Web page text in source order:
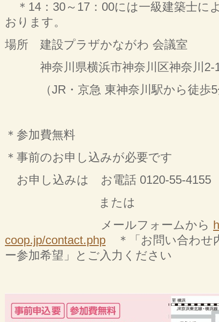
＊14：30～17：00には一級建築士に
おります。
場所 建設プラザかながわ 会議室
神奈川県横浜市神奈川区神奈川2-
（JR・京急 東神奈川駅から徒歩5
＊参加費無料
＊事前のお申し込みが必要です
お申し込みは お電話 0120-55-4155
または
メールフォームから
coop.jp/contact.php ＊「お問い合わせ
ー参加希望」とご入力ください